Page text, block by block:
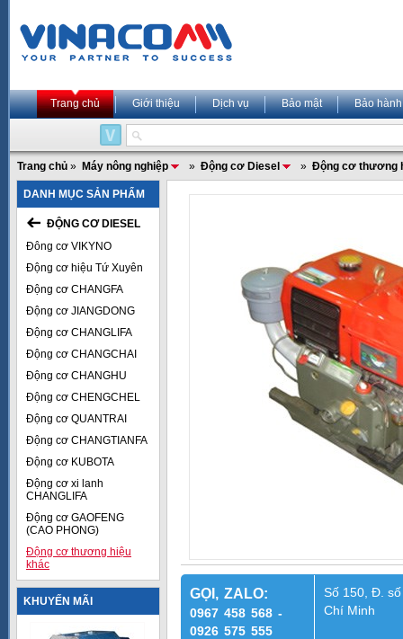
Trang chủ Giới thiệu Dịch vụ Bảo mật Bảo hành
Trang chủ » Máy nông nghiệp » Động cơ Diesel » Động cơ thương
DANH MỤC SẢN PHẨM
ĐỘNG CƠ DIESEL
Đông cơ VIKYNO
Động cơ hiệu Tứ Xuyên
Động cơ CHANGFA
Động cơ JIANGDONG
Động cơ CHANGLIFA
Động cơ CHANGCHAI
Động cơ CHANGHU
Động cơ CHENGCHEL
Động cơ QUANTRAI
Động cơ CHANGTIANFA
Động cơ KUBOTA
Động cơ xi lanh
CHANGLIFA
Động cơ GAOFENG
(CAO PHONG)
Động cơ thương hiệu
khác
KHUYẾN MÃI GỌI, ZALO:
0967 458 568 -
0926 575 555
Số 150, Đ.
Chí Minh